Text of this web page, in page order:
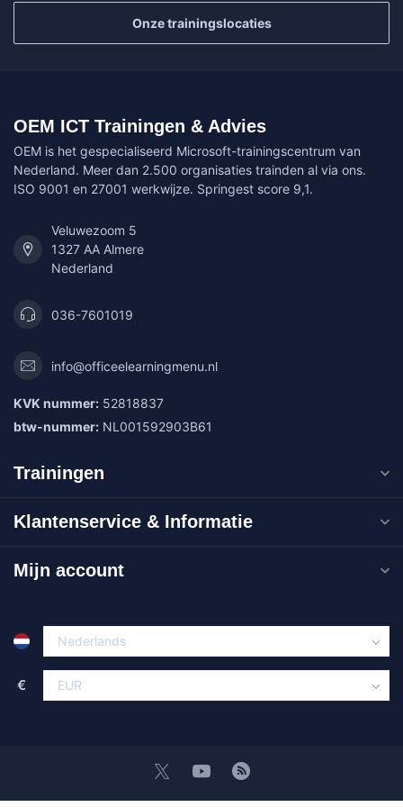
Onze trainingslocaties
OEM ICT Trainingen & Advies
OEM is het gespecialiseerd Microsoft-trainingscentrum van
Nederland. Meer dan 2.500 organisaties trainden al via ons.
ISO 9001 en 27001 werkwijze. Springest score 9,1.
Veluwezoom 5
1327 AA Almere
Nederland
036-7601019
info@officeelearningmenu.nl
KVK nummer: 52818837
btw-nummer: NL001592903B61
Trainingen
Klantenservice & Informatie
Mijn account
€